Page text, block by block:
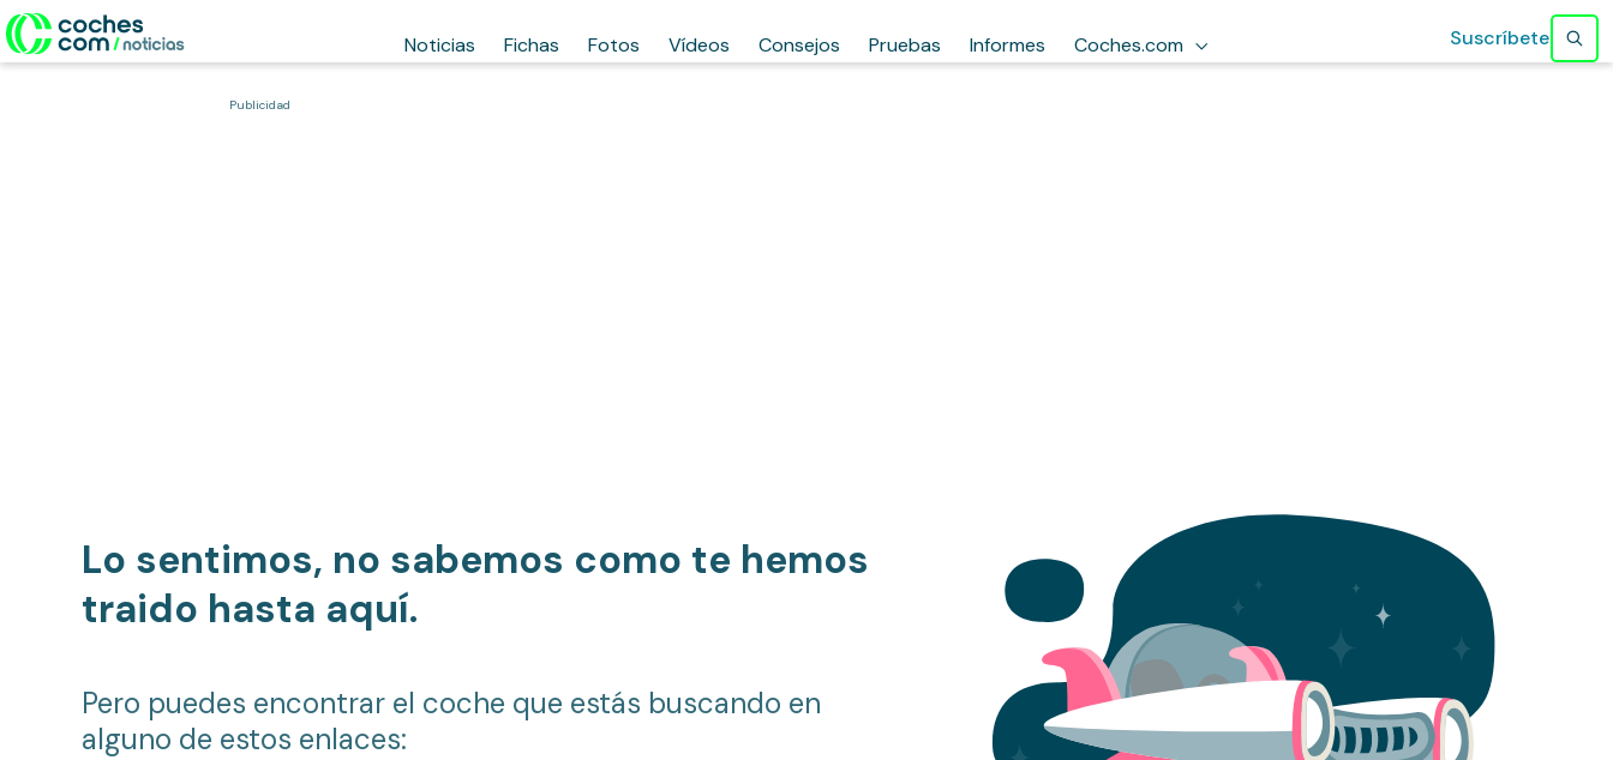
Noticias Fichas Fotos Vídeos Consejos Pruebas Informes Coches.com Suscríbete
Publicidad
Lo sentimos, no sabemos como te hemos
traido hasta aquí.
Pero puedes encontrar el coche que estás buscando en
alguno de estos enlaces: